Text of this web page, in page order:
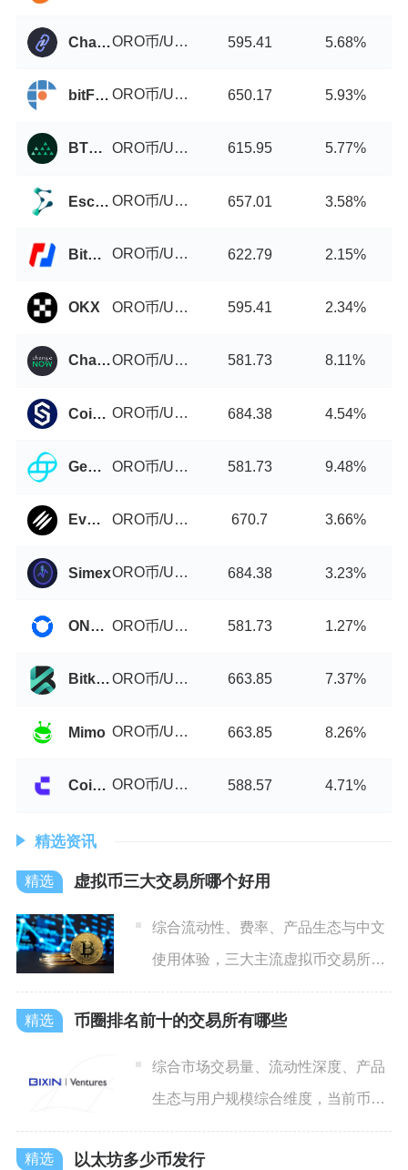
Chainrift ORO币/USDT 595.41 5.68%
bitFlyer ORO币/USDT 650.17 5.93%
BTCMarkets ORO币/USDT 615.95 5.77%
Escodex ORO币/USDT 657.01 3.58%
BitMEX ORO币/USDT 622.79 2.15%
OKX ORO币/USDT 595.41 2.34%
ChangeNOW ORO币/USDT 581.73 8.11%
Coinstore ORO币/USDT 684.38 4.54%
Gemini ORO币/USDT 581.73 9.48%
EvmoSwap ORO币/USDT 670.7 3.66%
Simex ORO币/USDT 684.38 3.23%
ONUS Pro ORO币/USDT 581.73 1.27%
Bitkop ORO币/USDT 663.85 7.37%
Mimo ORO币/USDT 663.85 8.26%
Coinw ORO币/USDT 588.57 4.71%
精选资讯
虚拟币三大交易所哪个好用
综合流动性、费率、产品生态与中文
使用体验，三大主流虚拟币交易所
里，普通新手优先选择OKX，
币圈排名前十的交易所有哪些
综合市场交易量、流动性深度、产品
生态与用户规模综合维度，当前币圈
排名前十的交易所分别为币安
以太坊多少币发行